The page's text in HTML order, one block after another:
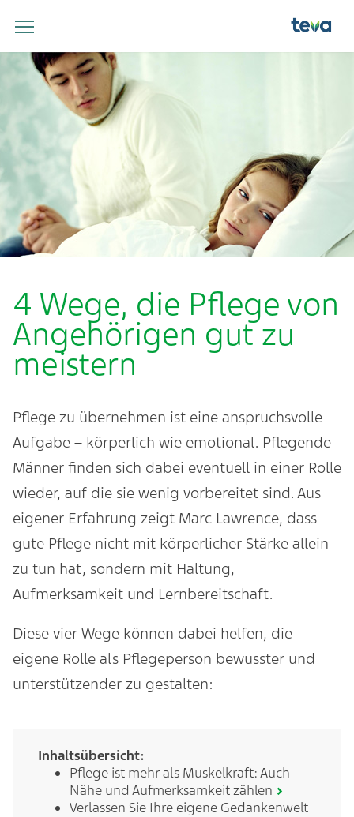
4 Wege, die Pflege von
Angehörigen gut zu
meistern
Pflege zu übernehmen ist eine anspruchsvolle
Aufgabe – körperlich wie emotional. Pflegende
Männer finden sich dabei eventuell in einer Rolle
wieder, auf die sie wenig vorbereitet sind. Aus
eigener Erfahrung zeigt Marc Lawrence, dass
gute Pflege nicht mit körperlicher Stärke allein
zu tun hat, sondern mit Haltung,
Aufmerksamkeit und Lernbereitschaft.
Diese vier Wege können dabei helfen, die
eigene Rolle als Pflegeperson bewusster und
unterstützender zu gestalten:
Inhaltsübersicht:
Pflege ist mehr als Muskelkraft: Auch
Nähe und Aufmerksamkeit zählen
Verlassen Sie Ihre eigene Gedankenwelt